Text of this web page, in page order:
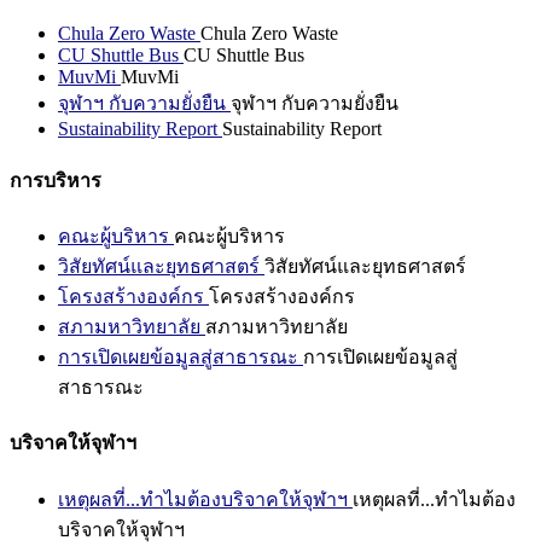
Chula Zero Waste Chula Zero Waste
CU Shuttle Bus CU Shuttle Bus
MuvMi MuvMi
จุฬาฯ กับความยั่งยืน จุฬาฯ กับความยั่งยืน
Sustainability Report Sustainability Report
การบริหาร
คณะผู้บริหาร คณะผู้บริหาร
วิสัยทัศน์และยุทธศาสตร์ วิสัยทัศน์และยุทธศาสตร์
โครงสร้างองค์กร โครงสร้างองค์กร
สภามหาวิทยาลัย สภามหาวิทยาลัย
การเปิดเผยข้อมูลสู่สาธารณะ การเปิดเผยข้อมูลสู่
สาธารณะ
บริจาคให้จุฬาฯ
เหตุผลที่...ทำไมต้องบริจาคให้จุฬาฯ เหตุผลที่...ทำไมต้อง
บริจาคให้จุฬาฯ